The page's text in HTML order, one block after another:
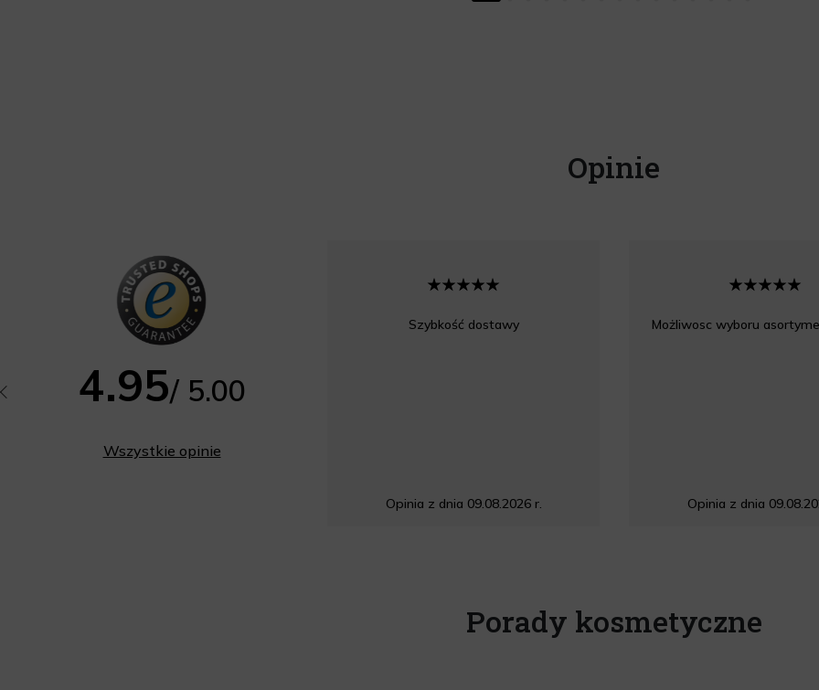
Opinie
4.95/ 5.00
Wszystkie opinie
Szybkość dostawy
Opinia z dnia 09.08.2026 r.
Możliwosc wyboru
Opinia z dnia
Porady kosmetyczne